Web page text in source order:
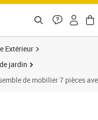
Extérieur
jardin
de mobilier 7 pièces